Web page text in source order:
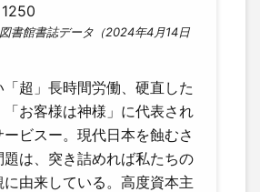
書館書誌データ（2024年4月14日
超」長時間労働、硬直した
「お客様は神様」に代表され
ービスー。現代日本を蝕むさ
題は、突き詰めれば私たちの
に由来している。高度資本主